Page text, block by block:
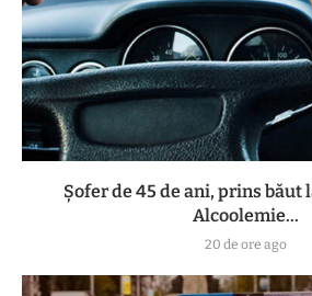
Șofer de 45 de ani, prins băut
Alcoolemie...
20 de ore ago